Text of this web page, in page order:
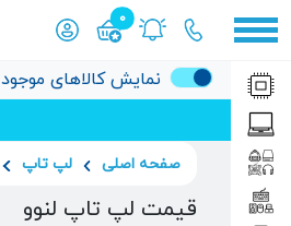
0
محصول افزوده شده به سبد
نمایش کالاهای موجود
صفحه اصلی لپ ‌تاپ
قیمت لپ تاپ لنوو